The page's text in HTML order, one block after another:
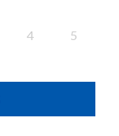
4 5